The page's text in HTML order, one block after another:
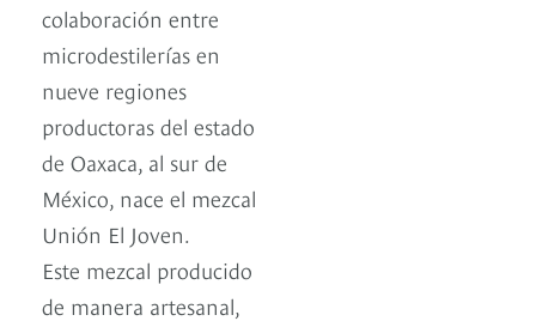
colaboración entre
microdestilerías en
nueve regiones
productoras del estado
de Oaxaca, al sur de
México, nace el mezcal
Unión El Joven.
Este mezcal producido
de manera artesanal,